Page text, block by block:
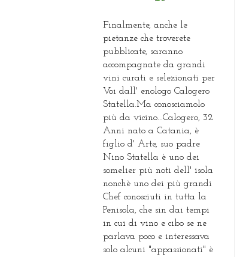
Finalmente, anche le
pietanze che troverete
pubblicate, saranno
accompagnate da grandi
vini curati e selezionati per
Voi dall' enologo Calogero
Statella.Ma conosciamolo
più da vicino...Calogero, 32
Anni nato a Catania, è
figlio d' Arte, suo padre
Nino Statella è uno dei
somelier più noti dell' isola
nonchè uno dei più grandi
Chef conosciuti in tutta la
Penisola, che sin dai tempi
in cui di vino e cibo se ne
parlava poco e interessava
solo alcuni "appassionati" è